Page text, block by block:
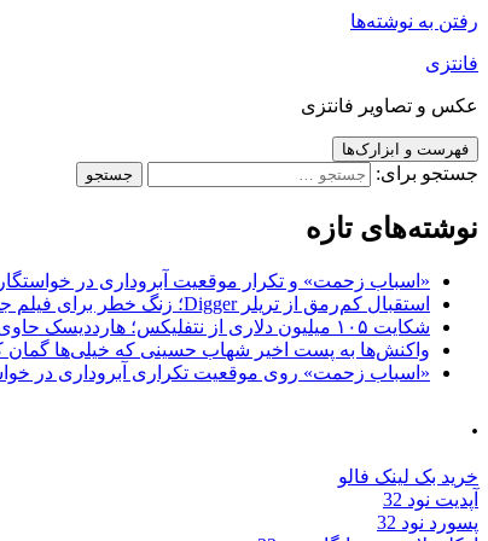
رفتن به نوشته‌ها
فانتزی
عکس و تصاویر فانتزی
فهرست و ابزارک‌ها
جستجو برای:
نوشته‌های تازه
«اسباب زحمت» و تکرار موقعیت آبروداری در خواستگاری؛ شباهت به
استقبال کم‌رمق از تریلر Digger؛ زنگ خطر برای فیلم جدید تام کروز و برادران وارنر
شکایت ۱۰۵ میلیون دلاری از نتفلیکس؛ هارددیسک حاوی فیلم جدید نیکلاس کیج به سرقت رفت
واکنش‌ها به پست اخیر شهاب حسینی که خیلی‌ها گمان
«اسباب زحمت» روی موقعیت تکراری آبروداری در خواستگاری
.
خرید بک لینک فالو
آپدیت نود 32
پسورد نود 32